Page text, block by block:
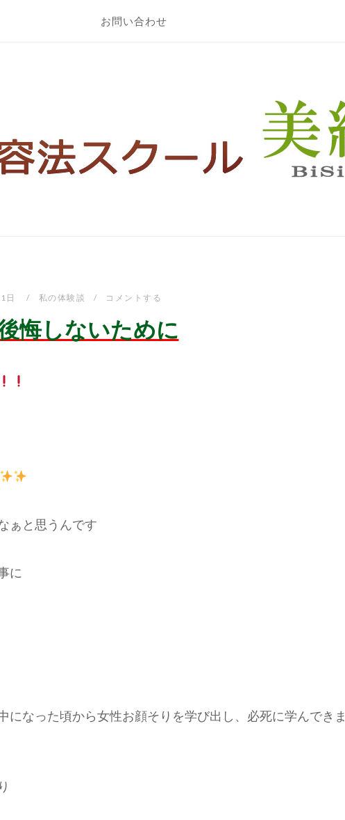
お問い合わせ
日 私の体験談 コメントする
悔しないために
ぁと思うんです
に
なった頃から女性お顔そりを学び出し、必死に学んできま